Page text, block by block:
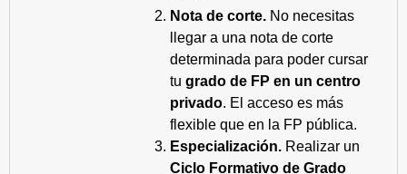
Nota de corte. No necesitas
llegar a una nota de corte
determinada para poder cursar
tu grado de FP en un centro
privado. El acceso es más
flexible que en la FP pública.
Especialización. Realizar un
Ciclo Formativo de Grado